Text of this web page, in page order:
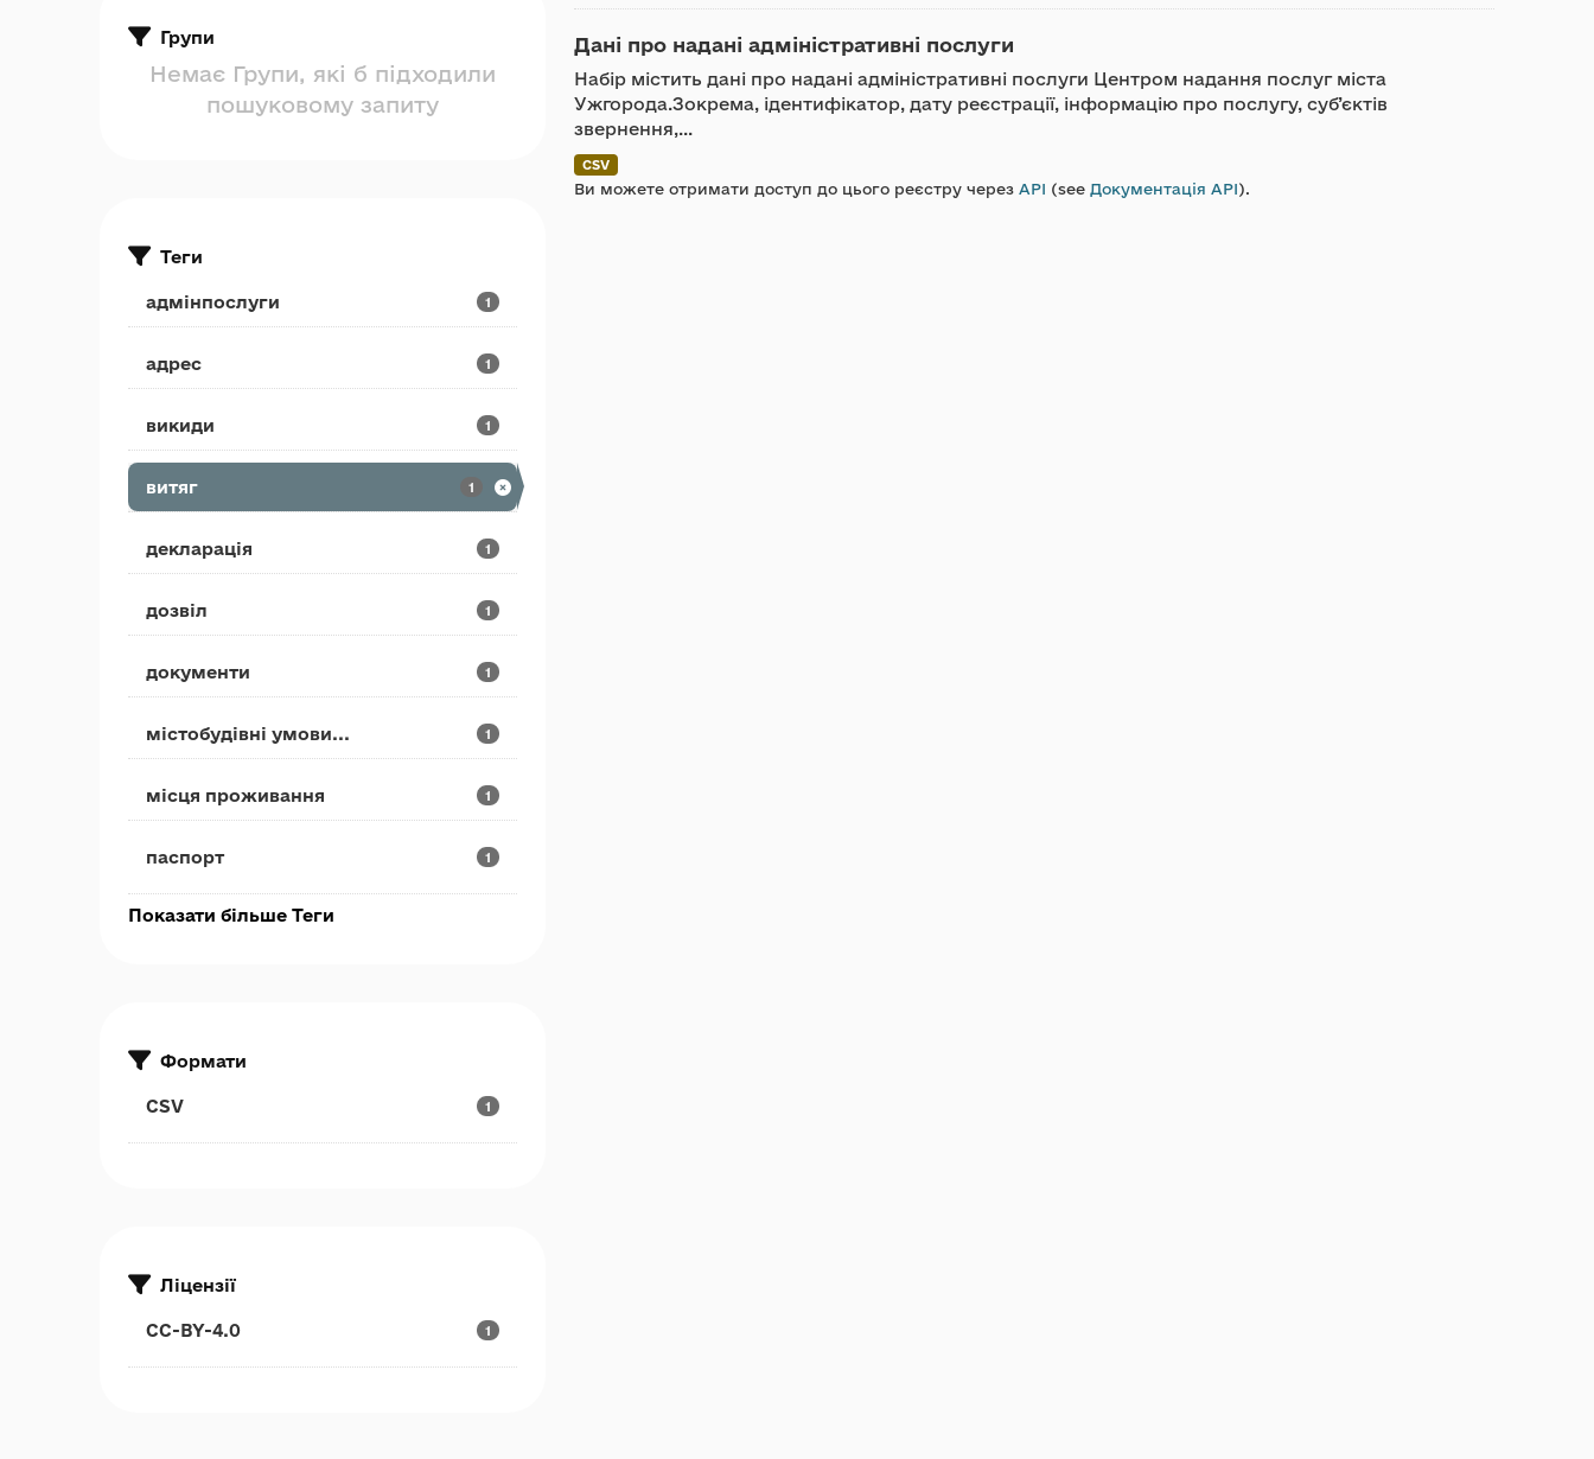
Групи
Немає Групи, які б підходили
пошуковому запиту
Теги
адмінпослуги 1
адрес 1
викиди 1
витяг 1
декларація 1
дозвіл 1
документи 1
містобудівні умови... 1
місця проживання 1
паспорт 1
Показати більше Теги
Формати
CSV 1
Ліцензії
CC-BY-4.0 1
Дані про надані адміністративні послуги
Набір містить дані про надані адміністративні послуги Центром надання послуг міста
Ужгорода.Зокрема, ідентифікатор, дату реєстрації, інформацію про послугу, суб’єктів
звернення,...
CSV
Ви можете отримати доступ до цього реєстру через API (see Документація API).